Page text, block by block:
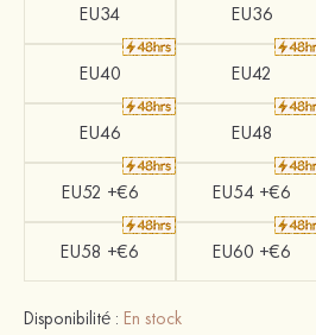
EU34 EU36
EU40 EU42
EU46 EU48
EU52 +€6 EU54 +€6
EU58 +€6 EU60 +€6
Disponibilité : En stock